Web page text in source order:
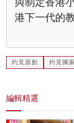
港下一代的
灼見原創 灼見獨家
編輯精選